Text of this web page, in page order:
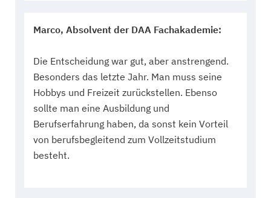
Marco, Absolvent der DAA Fachakademie:
Die Entscheidung war gut, aber anstrengend.
Besonders das letzte Jahr. Man muss seine
Hobbys und Freizeit zurückstellen. Ebenso
sollte man eine Ausbildung und
Berufserfahrung haben, da sonst kein Vorteil
von berufsbegleitend zum Vollzeitstudium
besteht.